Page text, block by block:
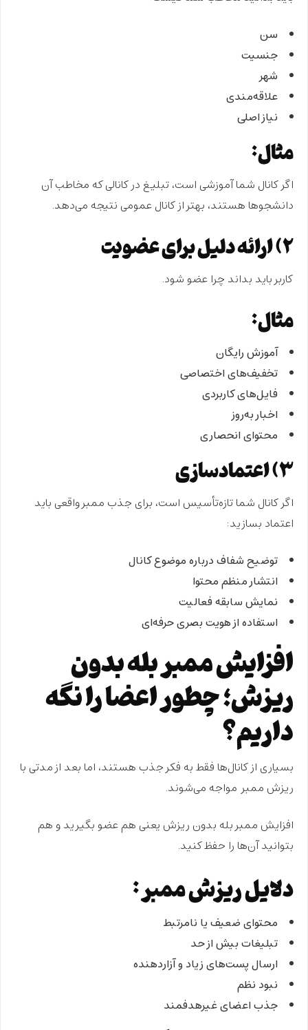
سن
جنسیت
شهر
علاقه‌مندی
نیاز اصلی
مثال:
اگر کانال شما آموزشی است، تبلیغ در کانالی که مخاطب آن
دانشجوها هستند، بهتر از کانال عمومی نتیجه می‌دهد.
۲) ارائه دلیل برای عضویت
کاربر باید بداند چرا عضو شود.
مثال:
آموزش رایگان
تخفیف‌های اختصاصی
فایل‌های کاربردی
اخبار به‌روز
محتوای انحصاری
۳) اعتمادسازی
اگر کانال شما تازه‌تأسیس است، برای جذب ممبر واقعی باید
اعتماد بسازید:
توضیح شفاف درباره موضوع کانال
انتشار منظم محتوا
نمایش سابقه فعالیت
استفاده از هویت بصری حرفه‌ای
افزایش ممبر بله بدون
ریزش؛ چطور اعضا را نگه
داریم؟
بسیاری از کانال‌ها فقط به فکر جذب هستند، اما بعد از مدتی با
ریزش ممبر مواجه می‌شوند.
افزایش ممبر بله بدون ریزش یعنی هم عضو بگیرید و هم
بتوانید آن‌ها را حفظ کنید.
دلایل ریزش ممبر:
محتوای ضعیف یا نامرتبط
تبلیغات بیش از حد
ارسال پست‌های زیاد و آزاردهنده
نبود نظم
جذب اعضای غیرهدفمند